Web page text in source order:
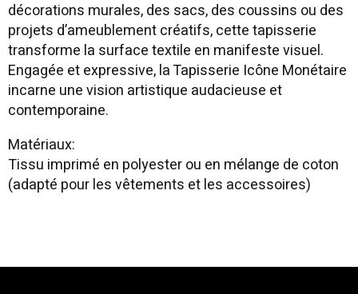
décorations murales, des sacs, des coussins ou des
projets d’ameublement créatifs, cette tapisserie
transforme la surface textile en manifeste visuel.
Engagée et expressive, la Tapisserie Icône Monétaire
incarne une vision artistique audacieuse et
contemporaine.
Matériaux:
Tissu imprimé en polyester ou en mélange de coton
(adapté pour les vêtements et les accessoires)